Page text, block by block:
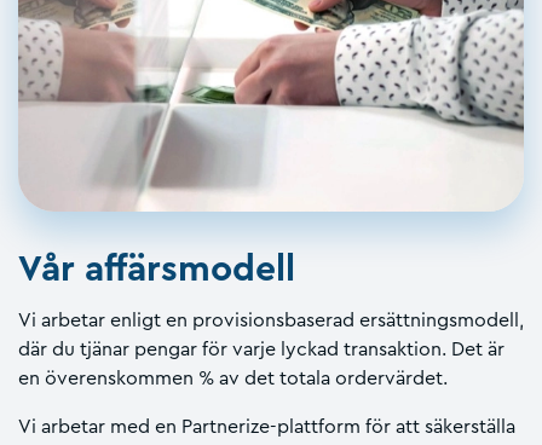
Vår affärsmodell
Vi arbetar enligt en provisionsbaserad ersättningsmodell,
där du tjänar pengar för varje lyckad transaktion. Det är
en överenskommen % av det totala ordervärdet.
Vi arbetar med en Partnerize-plattform för att säkerställa